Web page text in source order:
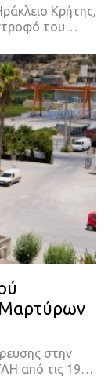
Κρήτης,
του…
στην
από τις 19…